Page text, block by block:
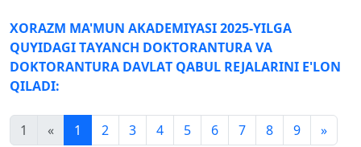
XORАZM MА'MUN АKАDEMIYASI 2025-YILGА
QUYIDАGI TАYANCH DOKTORАNTURА VА
DOKTORАNTURА DАVLАT QАBUL REJАLАRINI E'LON
QILАDI:
1 « 1 2 3 4 5 6 7 8 9 »